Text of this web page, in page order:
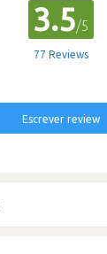
3.5/5
77 Reviews
Escrever review